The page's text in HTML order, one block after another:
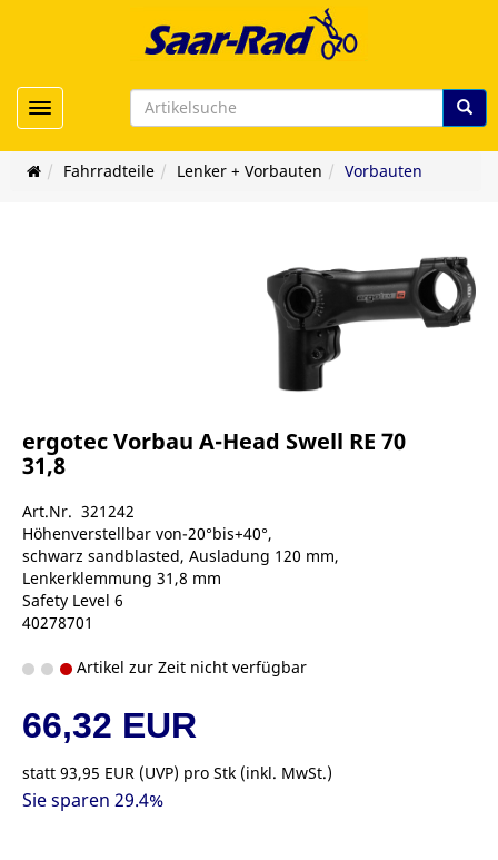
Toggle navigation
Fahrradteile Lenker + Vorbauten Vorbauten
ergotec Vorbau A-Head Swell RE 70
31,8
Art.Nr. 321242
Höhenverstellbar von-20°bis+40°,
schwarz sandblasted, Ausladung 120 mm,
Lenkerklemmung 31,8 mm
Safety Level 6
40278701
Artikel zur Zeit nicht verfügbar
66,32 EUR
statt 93,95 EUR (UVP) pro Stk (inkl. MwSt.)
Sie sparen 29.4%